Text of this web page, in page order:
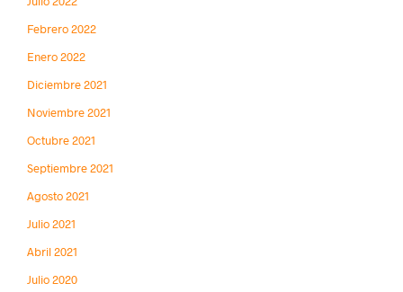
Febrero 2022
Enero 2022
Diciembre 2021
Noviembre 2021
Octubre 2021
Septiembre 2021
Agosto 2021
Julio 2021
Abril 2021
Julio 2020